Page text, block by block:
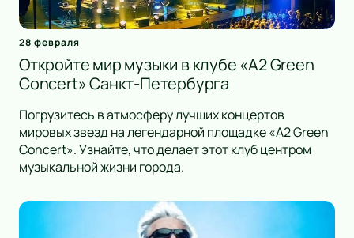
28 февраля
Откройте мир музыки в клубе «A2 Green
Concert» Санкт-Петербурга
Погрузитесь в атмосферу лучших концертов
мировых звезд на легендарной площадке «A2 Green
Concert». Узнайте, что делает этот клуб центром
музыкальной жизни города.